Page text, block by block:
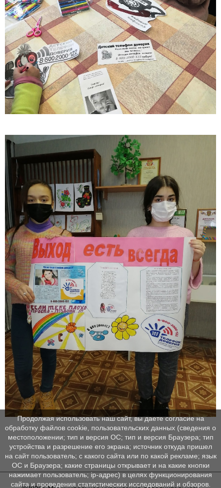
Продолжая использовать наш сайт, вы даете согласие на
обработку файлов cookie, пользовательских данных (сведения о
местоположении; тип и версия ОС; тип и версия Браузера; тип
устройства и разрешение его экрана; источник откуда пришел
на сайт пользователь; с какого сайта или по какой рекламе; язык
ОС и Браузера; какие страницы открывает и на какие кнопки
нажимает пользователь; ip-адрес) в целях функционирования
сайта и проведения статистических исследований и обзоров.